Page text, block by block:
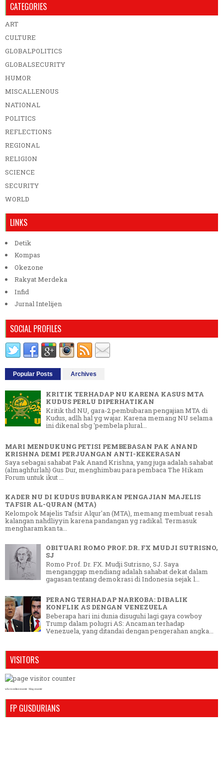
CATEGORIES
ART
CULTURE
GLOBALPOLITICS
GLOBALSECURITY
HUMOR
MISCALLENOUS
NATIONAL
POLITICS
REFLECTIONS
REGIONAL
RELIGION
SCIENCE
SECURITY
WORLD
LINKS
Detik
Kompas
Okezone
Rakyat Merdeka
Infid
Jurnal Intelijen
SOCIAL PROFILES
Popular Posts Archives
KRITIK TERHADAP NU KARENA KASUS MTA
KUDUS PERLU DIPERHATIKAN
Kritik thd NU, gara-2 pembubaran pengajian MTA di
Kudus, adlh hal yg wajar. Karena memang NU selama
ini dikenal sbg 'pembela plural...
MARI MENDUKUNG PETISI PEMBEBASAN PAK ANAND
KRISHNA DEMI PERJUANGAN ANTI-KEKERASAN
Saya sebagai sahabat Pak Anand Krishna, yang juga adalah sahabat
(almaghfurlah) Gus Dur, menghimbau para pembaca The Hikam
Forum untuk ikut ...
KADER NU DI KUDUS BUBARKAN PENGAJIAN MAJELIS
TAFSIR AL-QURAN (MTA)
Kelompok Majelis Tafsir Alqur'an (MTA), memang membuat resah
kalangan nahdliyyin karena pandangan yg radikal. Termasuk
mengharamkan ta...
OBITUARI ROMO PROF. DR. FX MUDJI SUTRISNO,
SJ
Romo Prof. Dr. FX. Mudji Sutrisno, SJ. Saya
menganggap mendiang adalah sahabat dekat dalam
gagasan tentang demokrasi di Indonesia sejak l...
PERANG TERHADAP NARKOBA: DIBALIK
KONFLIK AS DENGAN VENEZUELA
Beberapa hari ini dunia disuguhi lagi gaya cowboy
Trump dalam polugri AS: Ancaman terhadap
Venezuela, yang ditandai dengan pengerahan angka...
VISITORS
who is online counter blog counter
FP GUSDURIANS